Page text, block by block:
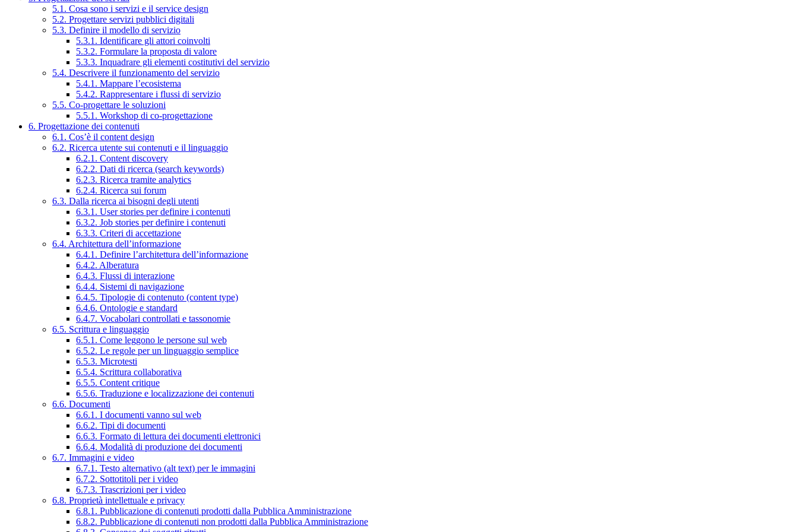
5.1. Cosa sono i servizi e il service design
5.2. Progettare servizi pubblici digitali
5.3. Definire il modello di servizio
5.3.1. Identificare gli attori coinvolti
5.3.2. Formulare la proposta di valore
5.3.3. Inquadrare gli elementi costitutivi del servizio
5.4. Descrivere il funzionamento del servizio
5.4.1. Mappare l’ecosistema
5.4.2. Rappresentare i flussi di servizio
5.5. Co-progettare le soluzioni
5.5.1. Workshop di co-progettazione
6. Progettazione dei contenuti
6.1. Cos’è il content design
6.2. Ricerca utente sui contenuti e il linguaggio
6.2.1. Content discovery
6.2.2. Dati di ricerca (search keywords)
6.2.3. Ricerca tramite analytics
6.2.4. Ricerca sui forum
6.3. Dalla ricerca ai bisogni degli utenti
6.3.1. User stories per definire i contenuti
6.3.2. Job stories per definire i contenuti
6.3.3. Criteri di accettazione
6.4. Architettura dell’informazione
6.4.1. Definire l’architettura dell’informazione
6.4.2. Alberatura
6.4.3. Flussi di interazione
6.4.4. Sistemi di navigazione
6.4.5. Tipologie di contenuto (content type)
6.4.6. Ontologie e standard
6.4.7. Vocabolari controllati e tassonomie
6.5. Scrittura e linguaggio
6.5.1. Come leggono le persone sul web
6.5.2. Le regole per un linguaggio semplice
6.5.3. Microtesti
6.5.4. Scrittura collaborativa
6.5.5. Content critique
6.5.6. Traduzione e localizzazione dei contenuti
6.6. Documenti
6.6.1. I documenti vanno sul web
6.6.2. Tipi di documenti
6.6.3. Formato di lettura dei documenti elettronici
6.6.4. Modalità di produzione dei documenti
6.7. Immagini e video
6.7.1. Testo alternativo (alt text) per le immagini
6.7.2. Sottotitoli per i video
6.7.3. Trascrizioni per i video
6.8. Proprietà intellettuale e privacy
6.8.1. Pubblicazione di contenuti prodotti dalla Pubblica Amministrazione
6.8.2. Pubblicazione di contenuti non prodotti dalla Pubblica Amministrazione